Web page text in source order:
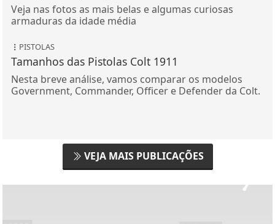
Veja nas fotos as mais belas e algumas curiosas
armaduras da idade média
PISTOLAS
Tamanhos das Pistolas Colt 1911
Nesta breve análise, vamos comparar os modelos
Government, Commander, Officer e Defender da Colt.
VEJA MAIS PUBLICAÇÕES